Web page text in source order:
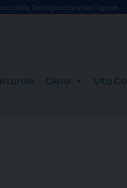
della Trasfigurazione del Signore
Clero Vita